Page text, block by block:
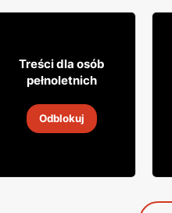
579
19 sie 2026
Treści dla osób
pełnoletnich
Odblokuj